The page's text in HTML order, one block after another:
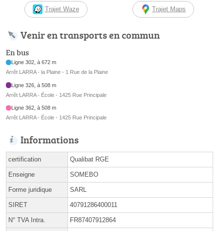
Trajet Waze Trajet Maps
Venir en transports en commun
En bus
Ligne 302, à 672 m
Arrêt LARRA - la Plaine - 1 Rue de la Plaine
Ligne 326, à 508 m
Arrêt LARRA - École - 1425 Rue Principale
Ligne 362, à 508 m
Arrêt LARRA - École - 1425 Rue Principale
Informations
certification Qualibat RGE
Enseigne SOMEBO
Forme juridique SARL
SIRET 40791286400011
N° TVA Intra. FR87407912864